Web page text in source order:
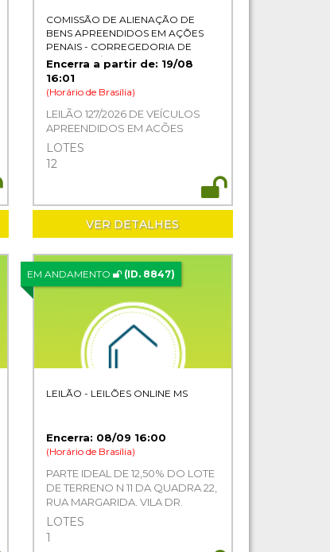
COMISSÃO DE ALIENAÇÃO DE
BENS APREENDIDOS EM AÇÕES
PENAIS - CORREGEDORIA DE
JUSTIÇA TJ/MS
Encerra a partir de: 19/08
16:01
(Horário de Brasília)
LEILÃO 127/2026 DE VEÍCULOS
APREENDIDOS EM AÇÕES
PENAIS- PODER JUDICIÁRIO DO
ESTADO DE MS
LOTES
12
VER DETALHES
EM ANDAMENTO (ID. 8847)
LEILÃO - LEILÕES ONLINE MS
Encerra: 08/09 16:00
(Horário de Brasília)
PARTE IDEAL DE 12,50% DO LOTE
DE TERRENO N 11 DA QUADRA 22,
RUA MARGARIDA, VILA DR.
ALBUQUERQUE, CAMPO
GRANDE-MS
LOTES
1